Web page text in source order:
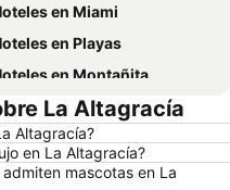
en Miami
en Playas
en Montañita
en Madrid
en Bogotá
en París
La Altagracía
Altagracía?
en La Altagracía?
mascotas en La